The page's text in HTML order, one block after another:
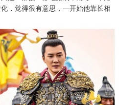
，觉得很有意思，一开始他靠长相